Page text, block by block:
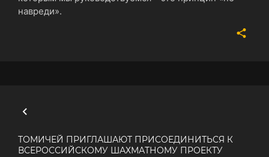
навреди».
ТОМИЧЕЙ ПРИГЛАШАЮТ ПРИСОЕДИНИТЬСЯ К
ВСЕРОССИЙСКОМУ ШАХМАТНОМУ ПРОЕКТУ